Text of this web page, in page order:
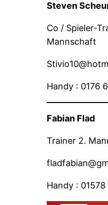
Steven
Co / Spieler-
Mannschaft
Handy : 0176
Fabian Flad
Trainer 2.
Handy :